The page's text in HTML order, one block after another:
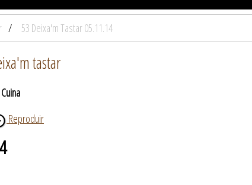
53 Deixa'm Tastar 05.11.14
tastar
Cuina
Reproduir